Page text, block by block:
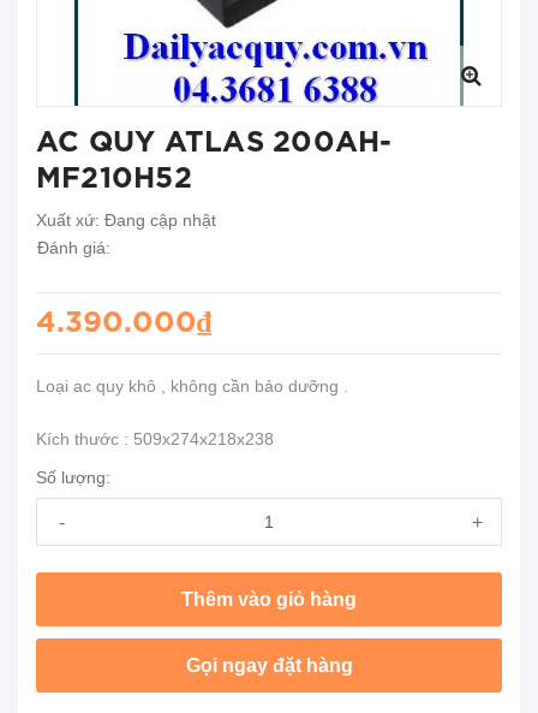
AC QUY ATLAS 200AH-
MF210H52
Xuất xứ: Đang cập nhật
Đánh giá:
4.390.000₫
Loại ac quy khô , không cần bảo dưỡng .
Kích thước : 509x274x218x238
Số lượng:
- +
Thêm vào giỏ hàng
Gọi ngay đặt hàng